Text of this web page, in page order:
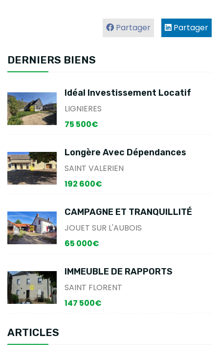
Partager
Partager
DERNIERS BIENS
Idéal Investissement Locatif
LIGNIERES
75 500€
Longère Avec Dépendances
SAINT VALERIEN
192 600€
CAMPAGNE ET TRANQUILLITÉ
JOUET SUR L'AUBOIS
65 000€
IMMEUBLE DE RAPPORTS
SAINT FLORENT
147 500€
ARTICLES